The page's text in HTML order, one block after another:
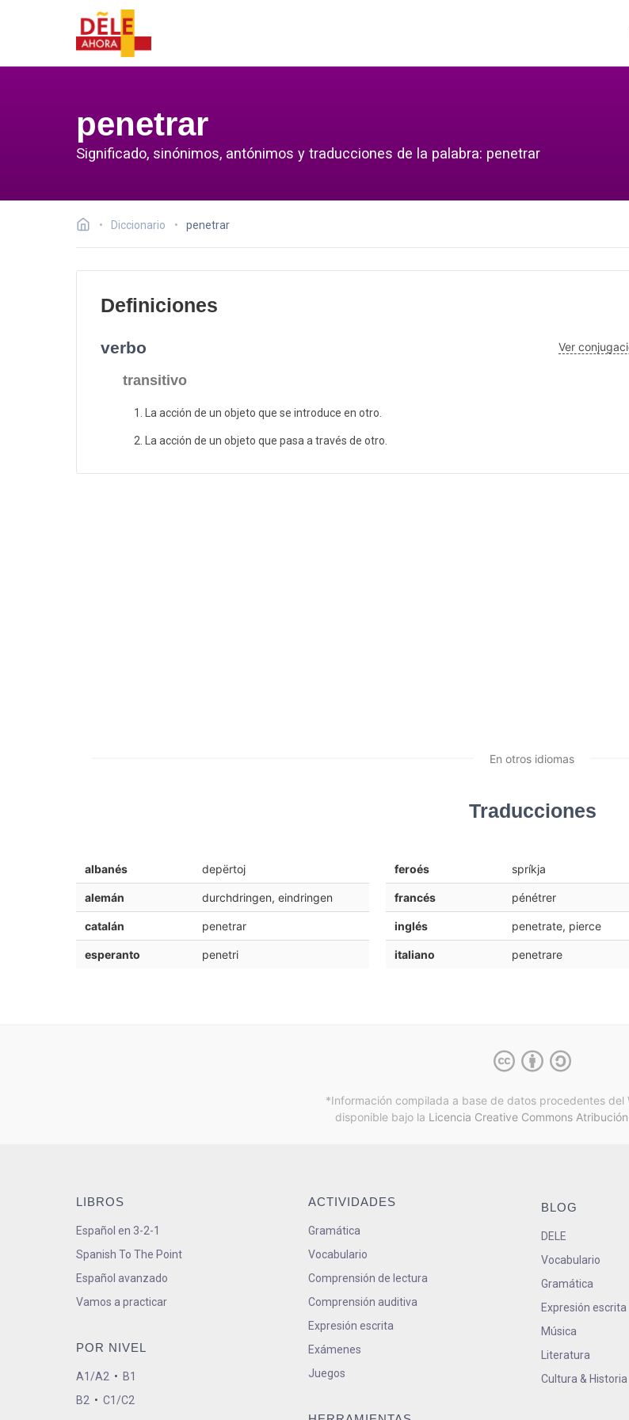
penetrar
Significado, sinónimos, antónimos y traducciones de la palabra: penetrar
Diccionario penetrar
Definiciones
verbo Ver
transitivo
La acción de un objeto que se introduce en otro.
La acción de un objeto que pasa a través de otro.
En otros idiomas
Traducciones
albanés depërtoj
alemán durchdringen, eindringen
catalán penetrar
esperanto penetri
feroés spríkja
francés pénétrer
inglés penetrate, pierce
italiano penetrare
*Información compilada a base de datos procedentes del
disponible bajo la Licencia Creative Commons
LIBROS
Español en 3-2-1
Spanish To The Point
Español avanzado
Vamos a practicar
POR NIVEL
A1/A2 • B1
B2 • C1/C2
ACTIVIDADES
Gramática
Vocabulario
Comprensión de lectura
Comprensión auditiva
Expresión escrita
Exámenes
Juegos
BLOG
DELE
Vocabulario
Gramática
Expresión escrita
Música
Literatura
Cultura & Historia